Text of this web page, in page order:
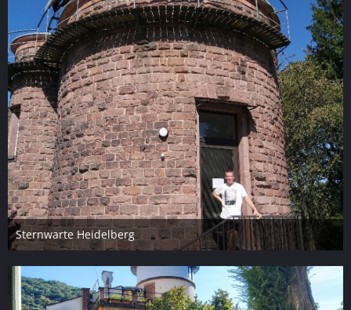
Sternwarte Heidelberg
9. September 2023
3